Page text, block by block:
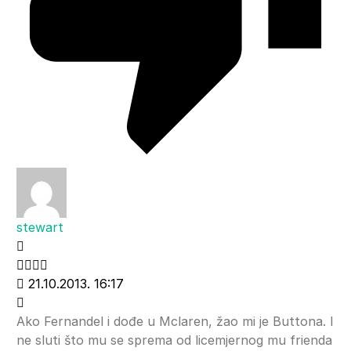
stewart
21.10.2013. 16:17
Ako Fernandel i dođe u Mclaren, žao mi je Buttona. I
ne sluti što mu se sprema od licemjernog mu frienda